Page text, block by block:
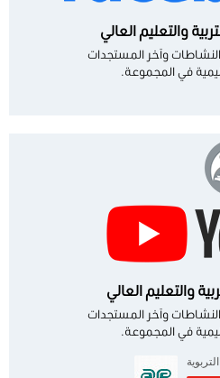
والتعليم العالي
وآخر المستجدات
في المجموعة.
والتعليم العالي
وآخر المستجدات
في المجموعة.